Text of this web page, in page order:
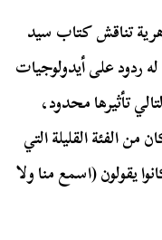
تناقش كتاب سيد
ردود على أيدولوجيات
تأثيرها محدود،
الفئة القليلة التي
يقولون (اسمع منا ولا